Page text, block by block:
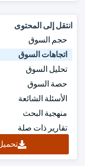
انتقل إلى المحتوى
حجم السوق
اتجاهات السوق
تحليل السوق
حصة السوق
الأسئلة الشائعة
منهجية البحث
تقارير ذات صلة